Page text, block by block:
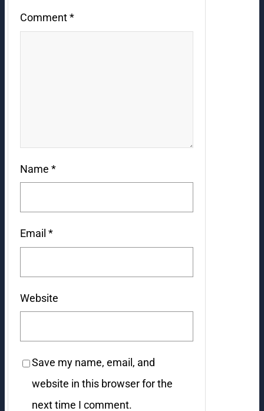
Comment*
Name *
Email *
Website
Save my name, email, and
website in this browser for the
next time I comment.